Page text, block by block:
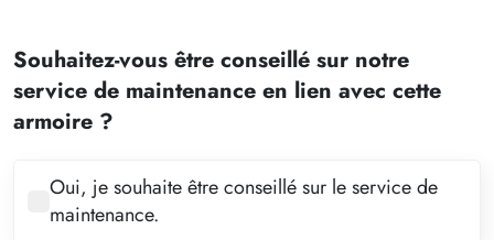
3
4
6
7
Souhaitez-vous être conseillé sur notre
service de maintenance en lien avec cette
armoire ?
Oui, je souhaite être conseillé sur le service de
maintenance.